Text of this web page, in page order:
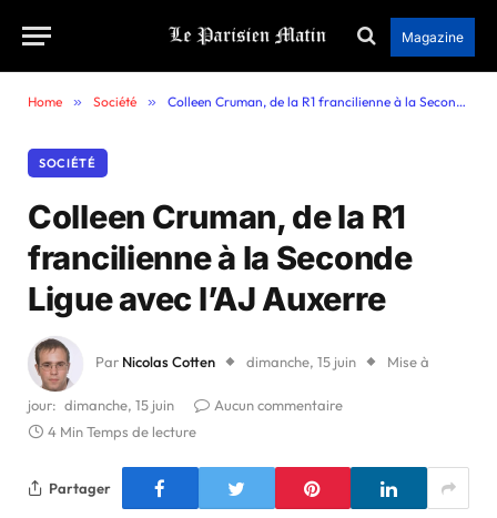
Magazine
Home » Société » Colleen Cruman, de la R1 francilienne à la Seconde Ligue avec l’AJ Auxerre
SOCIÉTÉ
Colleen Cruman, de la R1
francilienne à la Seconde
Ligue avec l’AJ Auxerre
Par Nicolas Cotten dimanche, 15 juin Mise à
jour: dimanche, 15 juin
Aucun commentaire
4 Min Temps de lecture
Partager